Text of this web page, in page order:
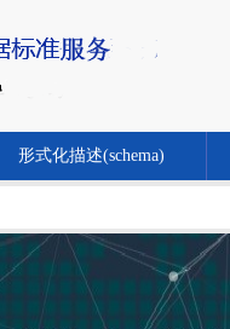
形式化描述(schema)